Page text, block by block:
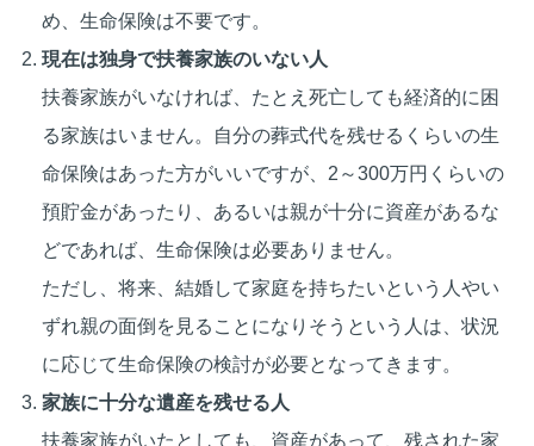
め、生命保険は不要です。
現在は独身で扶養家族のいない人
扶養家族がいなければ、たとえ死亡しても経済的に困
る家族はいません。自分の葬式代を残せるくらいの生
命保険はあった方がいいですが、2～300万円くらいの
預貯金があったり、あるいは親が十分に資産があるな
どであれば、生命保険は必要ありません。
ただし、将来、結婚して家庭を持ちたいという人やい
ずれ親の面倒を見ることになりそうという人は、状況
に応じて生命保険の検討が必要となってきます。
家族に十分な遺産を残せる人
扶養家族がいたとしても、資産があって、残された家